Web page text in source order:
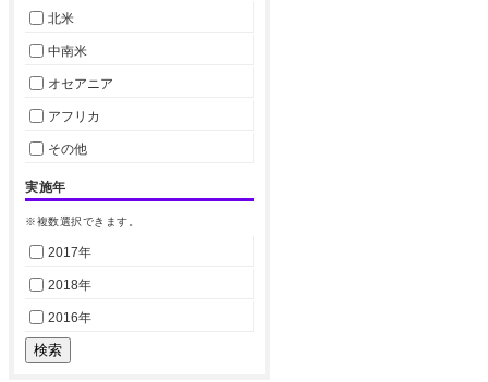
北米
中南米
オセアニア
アフリカ
その他
実施年
※複数選択できます。
2017年
2018年
2016年